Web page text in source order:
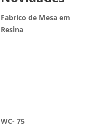
Fabrico de Mesa em
Resina
WC- 75